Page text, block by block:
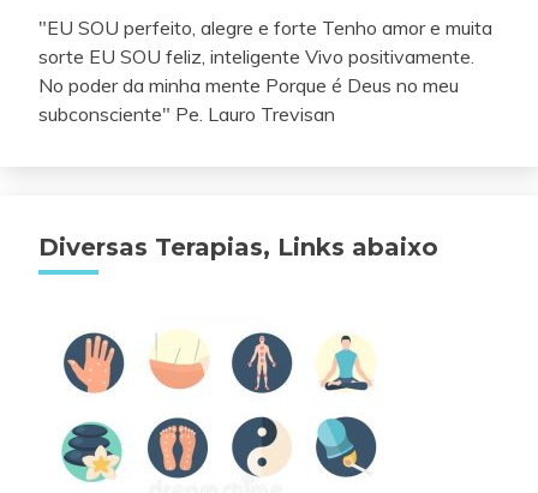
"EU SOU perfeito, alegre e forte Tenho amor e muita
sorte EU SOU feliz, inteligente Vivo positivamente.
No poder da minha mente Porque é Deus no meu
subconsciente" Pe. Lauro Trevisan
Diversas Terapias, Links abaixo